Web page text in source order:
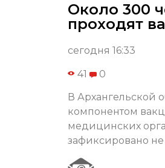
Около 300
проходят
сегодня 16:33
41 0
В Архангельской
компонентом
медицинских
зафиксировано